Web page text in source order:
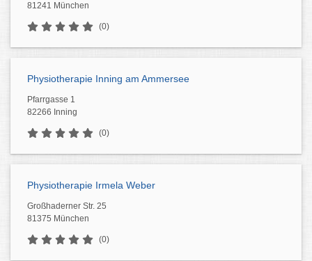
81241 München
(0)
Physiotherapie Inning am Ammersee
Pfarrgasse 1
82266 Inning
(0)
Physiotherapie Irmela Weber
Großhaderner Str. 25
81375 München
(0)